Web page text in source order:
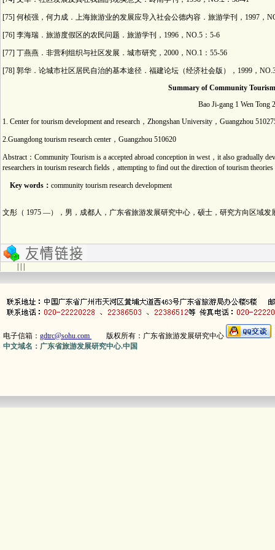
[75] 何桢强，何力成．上海旅游业的发展应导入社会公德内容．旅游学刊，1997，
[76] 李海瑞．旅游度假区的农民问题．旅游学刊，1996，NO.5：5-6
[77] 丁燕燕．非营利组织与社区发展．城市研究，2000，NO.1：55-56
[78] 郭华．论城市社区居民自治的基本途径．福建论坛（经济社会版），1999，
Summary of Community
Bao Ji-gang 1 Wen Tong 2
1. Center for tourism development and research，Zhongshan University，Guangzhou
2.Guangdong tourism research center，Guangzhou 510620
Abstract：Community Tourism is a accepted abroad conception in west，it also gradually
researchers in tourism research fields，attempting to find out the direction of tourism
Key words： community tourism research development
文彤（ 1975 —），男，成都人，广东省旅游发展研究中心，硕士，研究方向区域发
电子信箱： gdtrc@sohu.com 版权所有：广东省旅游发展研究中心
中文域名：广东省旅游发展研究中心.中国